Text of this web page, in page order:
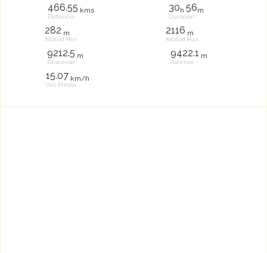
466.55 kms
Distancia
30h 56m
Duración
282 m
Altitud Mín
2116 m
Altitud Máx
9212.5 m
Descenso
9422.1 m
Ascenso
15.07 km/h
Vel. Media